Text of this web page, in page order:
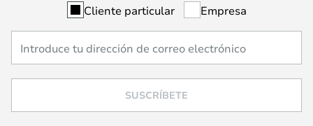
Cliente particular Empresa
SUSCRÍBETE